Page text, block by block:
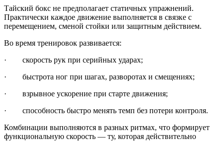
Тайский бокс не предполагает статичных упражнений.
Практически каждое движение выполняется в связке с
перемещением, сменой стойки или защитным действием.
Во время тренировок развивается:
· скорость рук при серийных ударах;
· быстрота ног при шагах, разворотах и смещениях;
· взрывное ускорение при старте движения;
· способность быстро менять темп без потери контроля.
Комбинации выполняются в разных ритмах, что формирует
функциональную скорость — ту, которая действительно